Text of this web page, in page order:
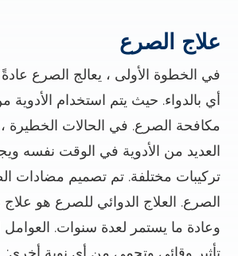
علاج الصرع
في الخطوة الأولى ، يعالج الصرع
أي بالدواء. حيث يتم استخدام
مكافحة الصرع. في الحالات الخطيرة
العديد من الأدوية في الوقت نفسه
تركيبات مختلفة. تم تصميم مضادات
الصرع. العلاج الدوائي للصرع هو علاج
وعادة ما يستمر لعدة سنوات. العوامل